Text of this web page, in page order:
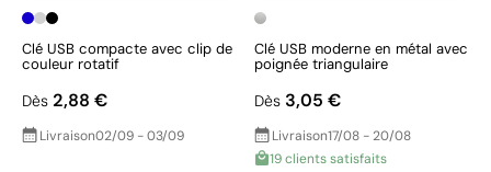
Clé USB compacte avec clip de
couleur rotatif
Dès 2,88 €
Livraison02/09 - 03/09
Clé USB moderne en métal avec
poignée triangulaire
Dès 3,05 €
Livraison17/08 - 20/08
19 clients satisfaits